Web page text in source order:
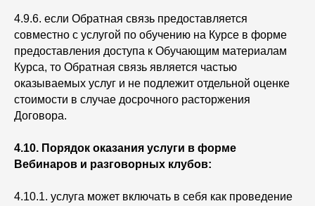
4.9.6. если Обратная связь предоставляется
совместно с услугой по обучению на Курсе в форме
предоставления доступа к Обучающим материалам
Курса, то Обратная связь является частью
оказываемых услуг и не подлежит отдельной оценке
стоимости в случае досрочного расторжения
Договора.
4.10. Порядок оказания услуги в форме
Вебинаров и разговорных клубов:
4.10.1. услуга может включать в себя как проведение